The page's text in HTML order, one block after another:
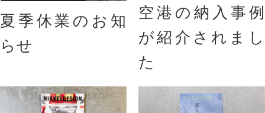
夏季休業のお知
らせ
空港の納入事例
が紹介されまし
た